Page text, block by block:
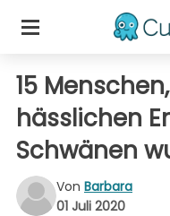
15
hässlichen
Schwänen
Von Barbara
01 Juli 2020